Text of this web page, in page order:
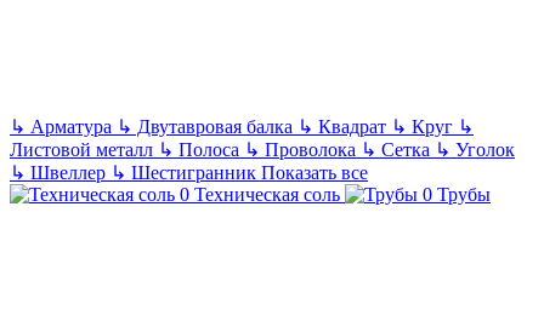
↳ Арматура ↳ Двутавровая балка ↳ Квадрат ↳ Круг ↳
Листовой металл ↳ Полоса ↳ Проволока ↳ Сетка ↳ Уголок
↳ Швеллер ↳ Шестигранник Показать все
Техническая соль
Трубы